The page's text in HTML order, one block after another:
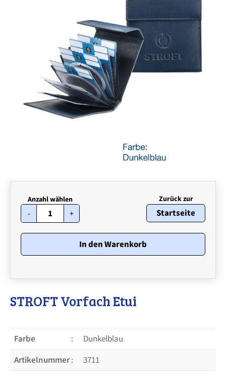
- STROFT
Vorfach
Etui
Menge
+ Startseite
In den Warenkorb
STROFT Vorfach Etui
Farbe
Dunkelblau
Artikelnummer
3711